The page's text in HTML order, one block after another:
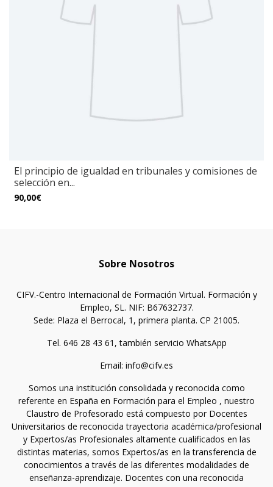
El principio de igualdad en tribunales y comisiones de
selección en...
90,00€
Sobre Nosotros
CIFV.-Centro Internacional de Formación Virtual. Formación y
Empleo, SL. NIF: B67632737.
Sede: Plaza el Berrocal, 1, primera planta. CP 21005.
Tel. 646 28 43 61, también servicio WhatsApp
Email: info@cifv.es
Somos una institución consolidada y reconocida como
referente en España en Formación para el Empleo , nuestro
Claustro de Profesorado está compuesto por Docentes
Universitarios de reconocida trayectoria académica/profesional
y Expertos/as Profesionales altamente cualificados en las
distintas materias, somos Expertos/as en la transferencia de
conocimientos a través de las diferentes modalidades de
enseñanza-aprendizaje. Docentes con una reconocida